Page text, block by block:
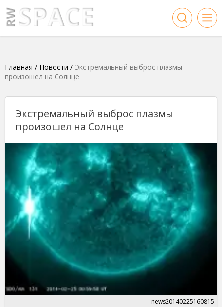
Главная / Новости / Экстремальный выброс плазмы
произошел на Солнце
Экстремальный выброс плазмы
произошел на Солнце
news20140225160815